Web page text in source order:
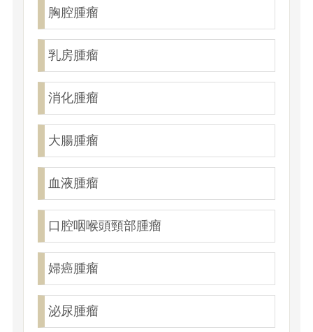
胸腔腫瘤
乳房腫瘤
消化腫瘤
大腸腫瘤
血液腫瘤
口腔咽喉頭頸部腫瘤
婦癌腫瘤
泌尿腫瘤